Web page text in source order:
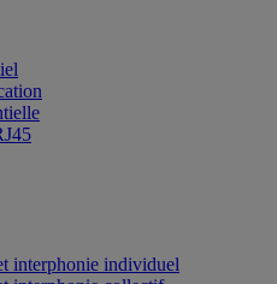
interphonie individuel